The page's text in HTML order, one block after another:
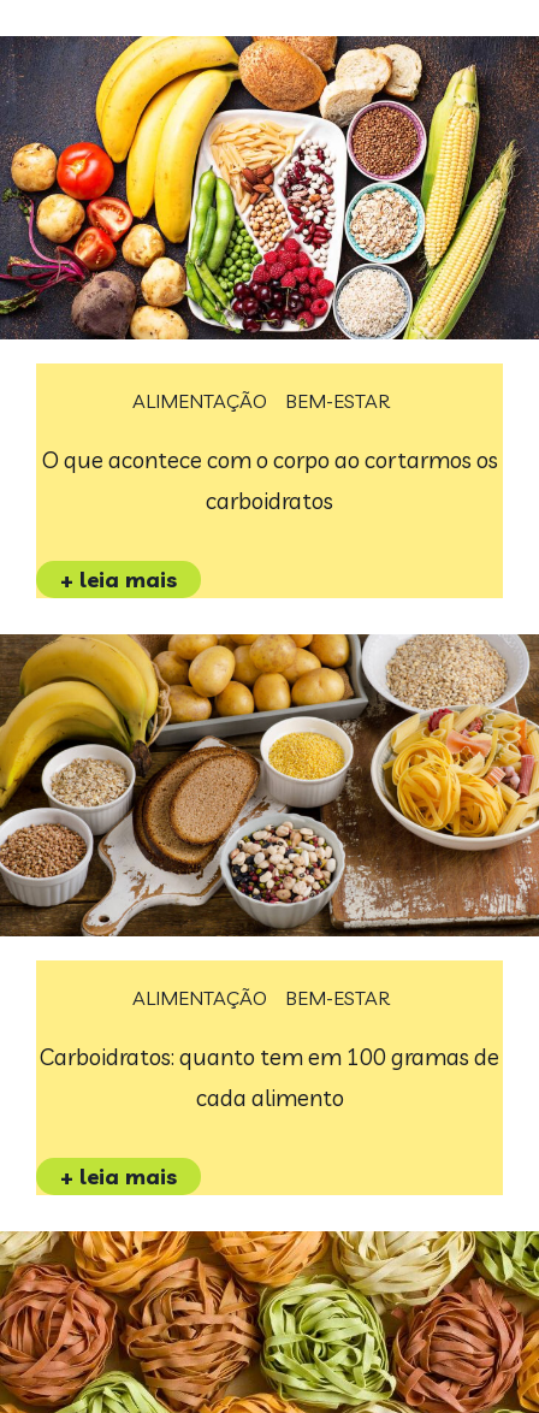
ALIMENTAÇÃO BEM-ESTAR
O que acontece com o corpo ao cortarmos os
carboidratos
+ leia mais
ALIMENTAÇÃO BEM-ESTAR
Carboidratos: quanto tem em 100 gramas de
cada alimento
+ leia mais